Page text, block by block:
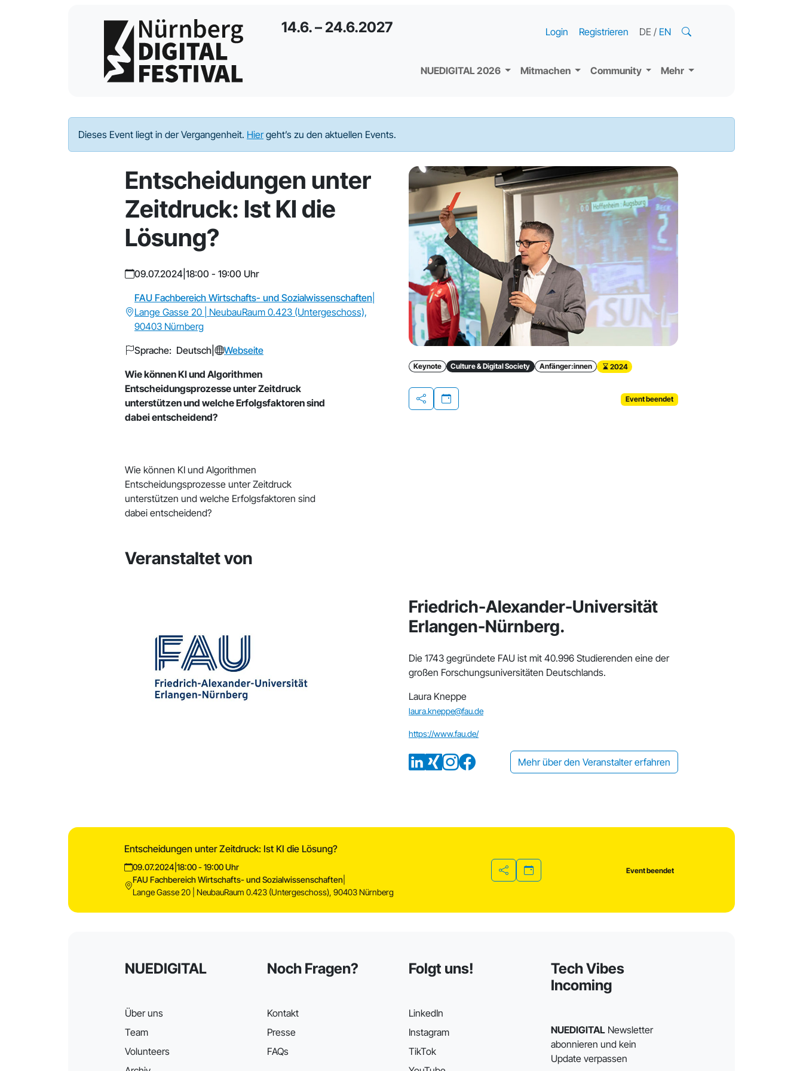
14.6. – 24.6.2027
NUEDIGITAL 2026 Mitmachen Community Mehr
Login Registrieren DE / EN
Dieses Event liegt in der Vergangenheit. Hiergeht’s zu den aktuellen Events.
Keynote Culture & Digital Society Anfänger:innen 2024
Teilen
Event beendet
Entscheidungen unter
Zeitdruck: Ist KI die
Lösung?
09.07.2024 18:00 - 19:00 Uhr
FAU Fachbereich Wirtschafts- und Sozialwissenschaften
Lange Gasse 20 | NeubauRaum 0.423 (Untergeschoss),
90403 Nürnberg
Sprache: Deutsch
Webseite
Wie können KI und Algorithmen
Entscheidungsprozesse unter Zeitdruck
unterstützen und welche Erfolgsfaktoren sind
dabei entscheidend?
Wie können KI und Algorithmen
Entscheidungsprozesse unter Zeitdruck
unterstützen und welche Erfolgsfaktoren sind
dabei entscheidend?
Veranstaltet von
Friedrich-Alexander-Universität
Erlangen-Nürnberg.
Die 1743 gegründete FAU ist mit 40.996 Studierenden eine der
großen Forschungsuniversitäten Deutschlands.
Laura Kneppe
laura.kneppe@fau.de
https://www.fau.de/
Mehr über den Veranstalter erfahren
Entscheidungen unter Zeitdruck: Ist KI die Lösung?
09.07.2024 |18:00 - 19:00 Uhr
FAU Fachbereich Wirtschafts- und Sozialwissenschaften
Lange Gasse 20 | NeubauRaum 0.423 (Untergeschoss), 90403 Nürnberg
Teilen
Event beendet
NUEDIGITAL
Über uns
Team
Volunteers
Noch Fragen?
Kontakt
Presse
FAQs
Folgt uns!
LinkedIn
Instagram
TikTok
Tech Vibes
Incoming
NUEDIGITALNewsletter
abonnieren und kein
Update verpassen